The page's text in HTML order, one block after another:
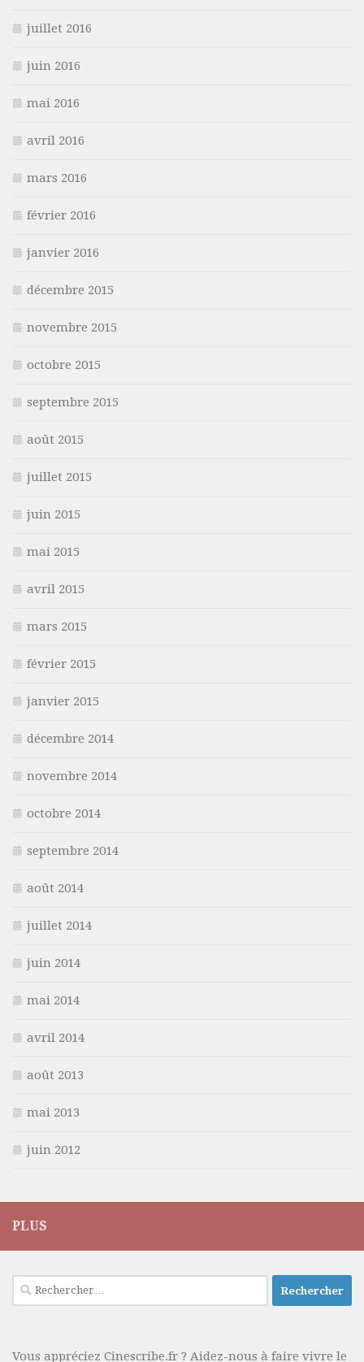
juillet 2016
juin 2016
mai 2016
avril 2016
mars 2016
février 2016
janvier 2016
décembre 2015
novembre 2015
octobre 2015
septembre 2015
août 2015
juillet 2015
juin 2015
mai 2015
avril 2015
mars 2015
février 2015
janvier 2015
décembre 2014
novembre 2014
octobre 2014
septembre 2014
août 2014
juillet 2014
juin 2014
mai 2014
avril 2014
août 2013
mai 2013
juin 2012
PLUS
Rechercher :
Vous appréciez Cinescribe.fr ? Aidez-nous à faire vivre le